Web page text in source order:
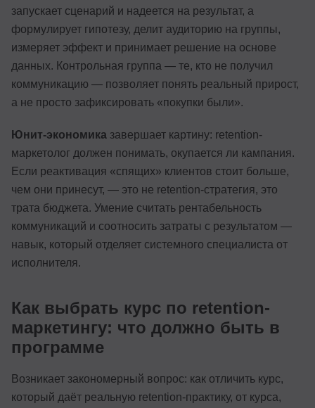
запускает сценарий и надеется на результат, а
формулирует гипотезу, делит аудиторию на группы,
измеряет эффект и принимает решение на основе
данных. Контрольная группа — те, кто не получил
коммуникацию — позволяет понять реальный прирост,
а не просто зафиксировать «покупки были».
Юнит-экономика завершает картину: retention-
маркетолог должен понимать, окупается ли кампания.
Если реактивация «спящих» клиентов стоит больше,
чем они принесут, — это не retention-стратегия, это
трата бюджета. Умение считать рентабельность
коммуникаций и соотносить затраты с результатом —
навык, который отделяет системного специалиста от
исполнителя.
Как выбрать курс по retention-
маркетингу: что должно быть в
программе
Возникает закономерный вопрос: как отличить курс,
который даёт реальную retention-практику, от курса,